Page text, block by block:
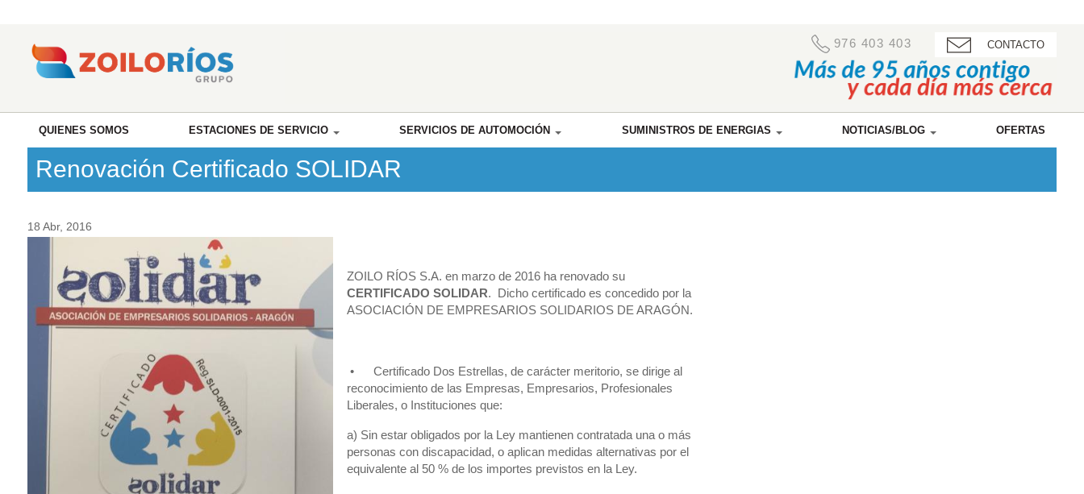
976 403 403 CONTACTO
QUIENES SOMOS ESTACIONES DE SERVICIO SERVICIOS DE AUTOMOCIÓN SUMINISTROS DE ENERGIAS NOTICIAS/BLOG OFERTAS
Renovación Certificado SOLIDAR
18 Abr, 2016
ZOILO RÍOS S.A. en marzo de 2016 ha renovado su
CERTIFICADO SOLIDAR. Dicho certificado es concedido por la
ASOCIACIÓN DE EMPRESARIOS SOLIDARIOS DE ARAGÓN.
• Certificado Dos Estrellas, de carácter meritorio, se dirige al
reconocimiento de las Empresas, Empresarios, Profesionales
Liberales, o Instituciones que:
a) Sin estar obligados por la Ley mantienen contratada una o más
personas con discapacidad, o aplican medidas alternativas por el
equivalente al 50 % de los importes previstos en la Ley.